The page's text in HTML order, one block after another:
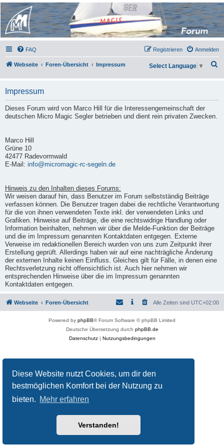
Diese Website nutzt Cookies, um dir den
bestmöglichen Komfort bei der Nutzung zu
bieten. Mehr erfahren
Verstanden!
Micro Magic Forum
Deutschland
FAQ Anmelden
Registrieren
Webseite Foren-Übersicht Impressum
h
Select Language ▼
Impressum
Dieses Forum wird von Marco Hill für die Interessengemeinschaft der
deutschen Micro Magic Segler betrieben und dient rein privaten Zwecken.
Marco Hill
Grüne 10
42477 Radevormwald
E-Mail: info@micromagic-rc-segeln.de
Hinweis zu den Inhalten dieses Forums:
Wir weisen darauf hin, dass Benutzer im Forum selbstständig Beiträge
verfassen können. Die Benutzer tragen dabei die rechtliche Verantwortung
für die von ihnen verwendeten Texte inkl. der verwendeten Links und
Grafiken. Hinweise auf Beiträge, die eine rechtswidrige Handlung oder
Information beinhalten, nehmen wir über die Melde-Funktion der Beiträge
und die im Impressum genannten Kontaktdaten entgegen. Externe
Verweise im redaktionellen Bereich wurden von uns zum Zeitpunkt ihrer
Erstellung geprüft. Allerdings haben wir auf eine nachträgliche Änderung
der externen Inhalte keinen Einfluss. Gleiches gilt für Fälle, in denen eine
Rechtsverletzung nicht offensichtlich ist. Auch hier nehmen wir
entsprechenden Hinweise über die im Impressum genannten
Kontaktdaten entgegen.
Webseite Foren-Übersicht Alle Zeiten sind UTC+02:00
Powered by phpBB® Forum Software © phpBB Limited
Deutsche Übersetzung durch phpBB.de
Datenschutz| Nutzungsbedingungen